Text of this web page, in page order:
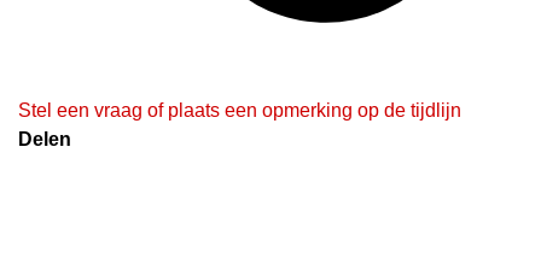
Stel een vraag of plaats een opmerking op de tijdlijn
Delen